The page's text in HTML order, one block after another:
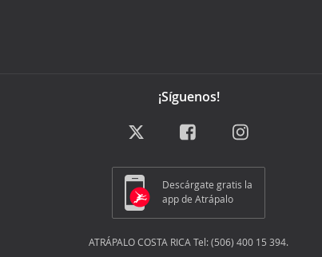
¡Síguenos!
Descárgate gratis la
app de Atrápalo
ATRÁPALO COSTA RICA Tel: (506) 400 15 394.